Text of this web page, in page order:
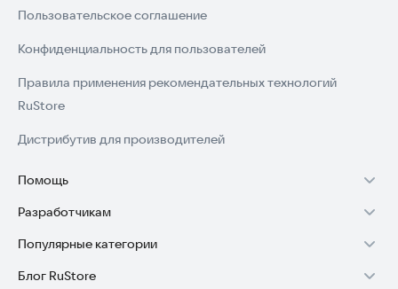
Пользовательское соглашение
Конфиденциальность для пользователей
Правила применения рекомендательных технологий
RuStore
Дистрибутив для производителей
Помощь
Установка RuStore на TV
Установка RuStore на телефон
Установка RuStore в машину
Разработчикам
Зарабатывать с RuStore
Стать разработчиком
Популярные категории
Игры для Android
Блог RuStore